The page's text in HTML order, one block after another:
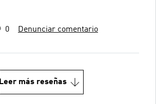
0 Denunciar comentario
Leer más reseñas